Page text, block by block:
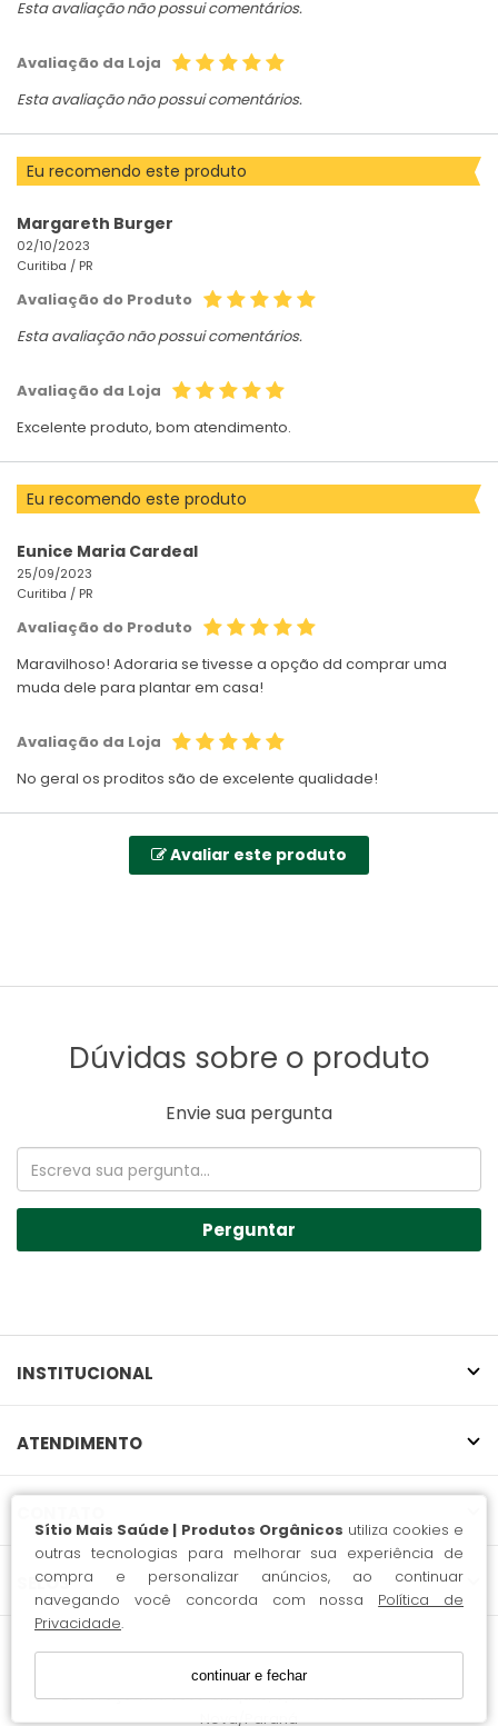
Sítio Mais Saúde | Produtos Orgânicos utiliza cookies e
outras tecnologias para melhorar sua experiência de
compra e personalizar anúncios, ao continuar
navegando você concorda com nossa Política de
Privacidade.
continuar e fechar
Esta avaliação não possui comentários.
Avaliação da Loja
Esta avaliação não possui comentários.
Eu recomendo este produto
Margareth Burger
02/10/2023
Curitiba / PR
Avaliação do Produto
Esta avaliação não possui comentários.
Avaliação da Loja
Excelente produto, bom atendimento.
Eu recomendo este produto
Eunice Maria Cardeal
25/09/2023
Curitiba / PR
Avaliação do Produto
Maravilhoso! Adoraria se tivesse a opção dd comprar uma
muda dele para plantar em casa!
Avaliação da Loja
No geral os proditos são de excelente qualidade!
Avaliar este produto
Dúvidas sobre o produto
Envie sua pergunta
Perguntar
INSTITUCIONAL
ATENDIMENTO
SELOS
Sítio Mais Saúde / CNPJ: 38.112.857/0001-76
Endereço: Rua José Chiquito, S/n 83650-000 - Balsa
Nova/Paraná